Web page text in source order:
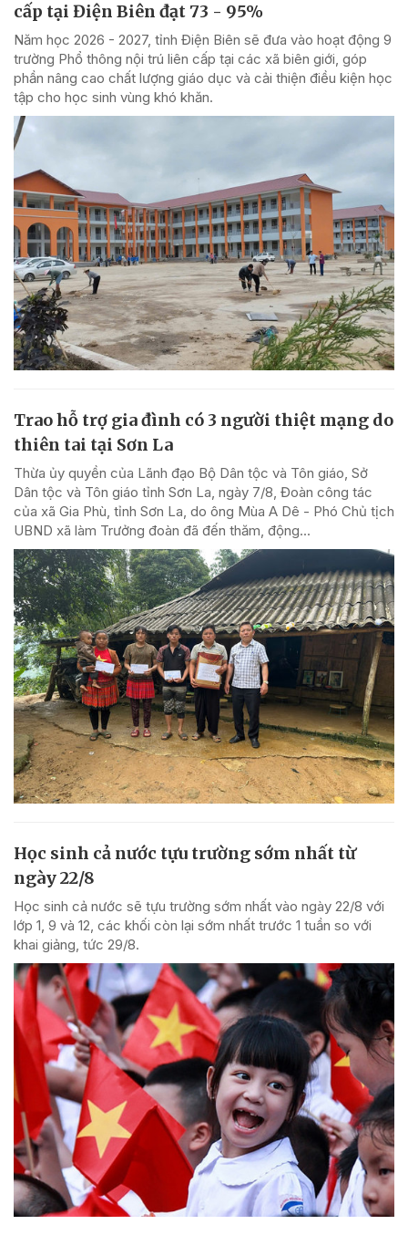
cấp tại Điện Biên đạt 73 - 95%
Năm học 2026 - 2027, tỉnh Điện Biên sẽ đưa vào hoạt động 9
trường Phổ thông nội trú liên cấp tại các xã biên giới, góp
phần nâng cao chất lượng giáo dục và cải thiện điều kiện học
tập cho học sinh vùng khó khăn.
Trao hỗ trợ gia đình có 3 người thiệt mạng do
thiên tai tại Sơn La
Thừa ủy quyền của Lãnh đạo Bộ Dân tộc và Tôn giáo, Sở
Dân tộc và Tôn giáo tỉnh Sơn La, ngày 7/8, Đoàn công tác
của xã Gia Phù, tỉnh Sơn La, do ông Mùa A Dê - Phó Chủ tịch
UBND xã làm Trưởng đoàn đã đến thăm, động...
Học sinh cả nước tựu trường sớm nhất từ
ngày 22/8
Học sinh cả nước sẽ tựu trường sớm nhất vào ngày 22/8 với
lớp 1, 9 và 12, các khối còn lại sớm nhất trước 1 tuần so với
khai giảng, tức 29/8.